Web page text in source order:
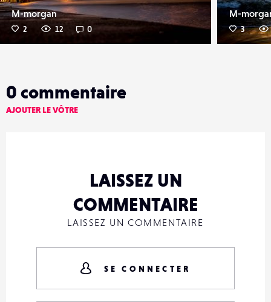
M-morgan
2 12 0
M-
3
0 commentaire
AJOUTER LE VÔTRE
LAISSEZ UN
COMMENTAIRE
LAISSEZ UN COMMENTAIRE
SE CONNECTER